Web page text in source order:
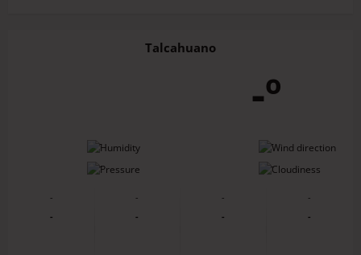
Talcahuano
-º
-
-
-
-
-
-
-
-
-
-
-
-